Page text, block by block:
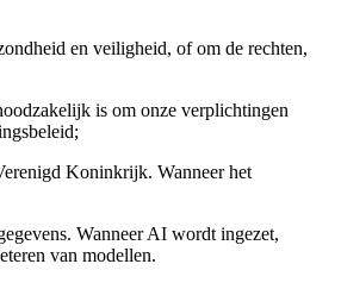
en veiligheid, of om de rechten,
is om onze verplichtingen
Koninkrijk. Wanneer het
Wanneer AI wordt ingezet,
van modellen.